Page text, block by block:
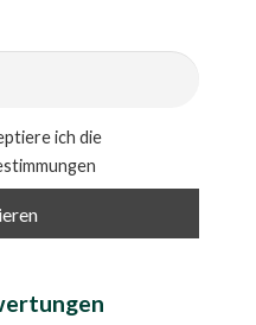
ich die